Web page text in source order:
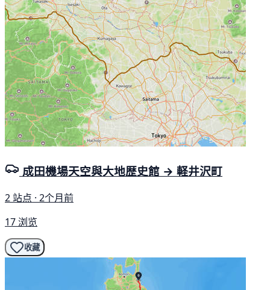
成田機場天空與大地歴史館 → 軽井沢町
2 站点 · 2个月前
17 浏览
收藏